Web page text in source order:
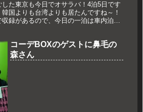
た東京も今日でオサラバ！4泊5日です
国よりも台湾よりも居たんですね～！
録があるので、今日の一泊は車内泊で
コーデBOXのゲストに鼻毛の
森さん